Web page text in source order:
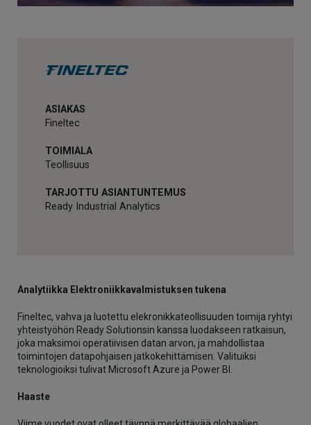
ASIAKAS
Fineltec
TOIMIALA
Teollisuus
TARJOTTU ASIANTUNTEMUS
Ready Industrial Analytics
Analytiikka Elektroniikkavalmistuksen tukena
Fineltec, vahva ja luotettu elekronikkateollisuuden toimija ryhtyi
yhteistyöhön Ready Solutionsin kanssa luodakseen ratkaisun,
joka maksimoi operatiivisen datan arvon, ja mahdollistaa
toimintojen datapohjaisen jatkokehittämisen. Valituiksi
teknologioiksi tulivat Microsoft Azure ja Power BI.
Haaste